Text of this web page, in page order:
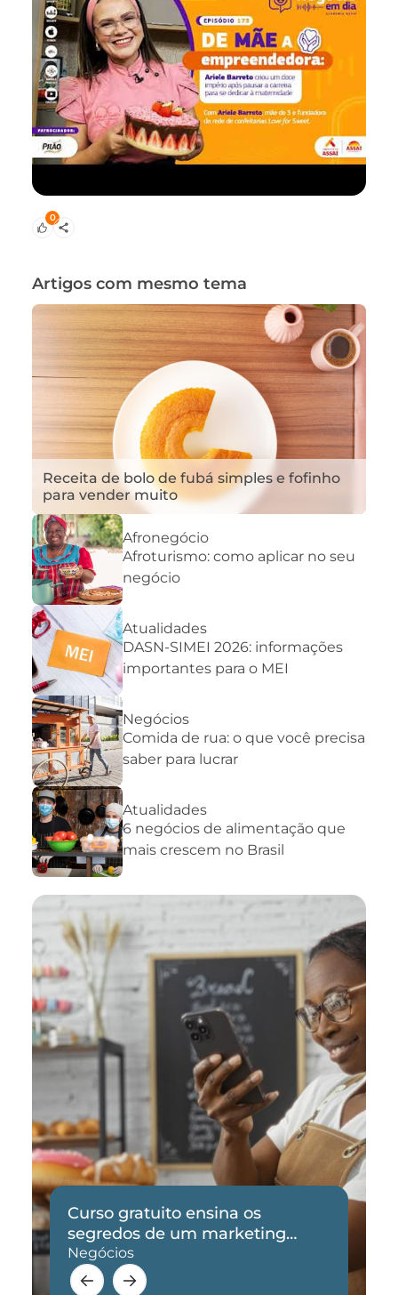
0
Artigos com mesmo tema
Receita de bolo de fubá simples e fofinho
para vender muito
Afronegócio
Afroturismo: como aplicar no seu
negócio
Atualidades
DASN-SIMEI 2026: informações
importantes para o MEI
Negócios
Comida de rua: o que você precisa
saber para lucrar
Atualidades
6 negócios de alimentação que
mais crescem no Brasil
Curso gratuito ensina os
segredos de um marketing
eficaz
Negócios